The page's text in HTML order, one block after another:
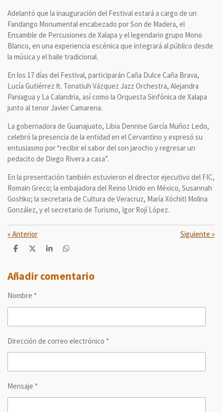
Adelantó que la inauguración del Festival estará a cargo de un
Fandango Monumental encabezado por Son de Madera, el
Ensamble de Percusiones de Xalapa y el legendario grupo Mono
Blanco, en una experiencia escénica que integrará al público desde
la música y el baile tradicional.
En los 17 días del Festival, participarán Caña Dulce Caña Brava,
Lucía Gutiérrez ft. Tonatiuh Vázquez Jazz Orchestra, Alejandra
Paniagua y La Calandria, así como la Orquesta Sinfónica de Xalapa
junto al tenor Javier Camarena.
La gobernadora de Guanajuato, Libia Dennise García Muñoz Ledo,
celebró la presencia de la entidad en el Cervantino y expresó su
entusiasmo por “recibir el sabor del son jarocho y regresar un
pedacito de Diego Rivera a casa”.
En la presentación también estuvieron el director ejecutivo del FIC,
Romain Greco; la embajadora del Reino Unido en México, Susannah
Goshko; la secretaria de Cultura de Veracruz, María Xóchitl Molina
González, y el secretario de Turismo, Igor Rojí López.
« Anterior Siguiente »
C
p
a
t
C
p
a
C
p
a
C
p
a
Añadir comentario
Nombre *
Dirección de correo electrónico *
Mensaje *